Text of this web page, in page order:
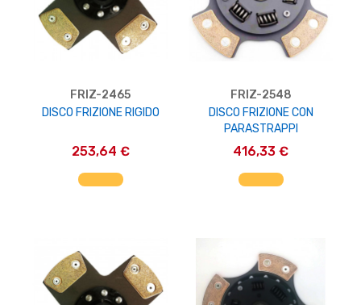
FRIZ-2465
DISCO FRIZIONE RIGIDO
253,64 €
AGGIUNGI AL CARRELLO
FRIZ-2548
DISCO FRIZIONE CON
PARASTRAPPI
416,33 €
AGGIUNGI AL CARRELLO